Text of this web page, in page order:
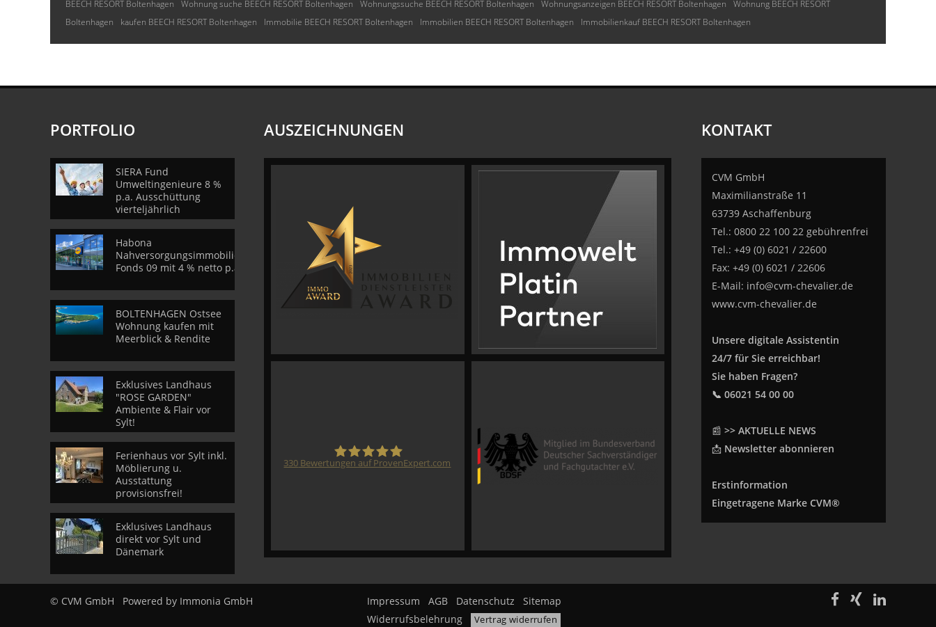
BEECH RESORT Boltenhagen
Wohnung suche BEECH RESORT Boltenhagen Wohnungssuche BEECH RESORT Boltenhagen Wohnungsanzeigen BEECH RESORT Boltenhagen
Wohnung BEECH RESORT
Boltenhagen
kaufen BEECH RESORT Boltenhagen Immobilie BEECH RESORT Boltenhagen Immobilien BEECH RESORT Boltenhagen Immobilienkauf BEECH RESORT Boltenhagen
PORTFOLIO
SIERA Fund
Umweltingenieure 8 %
p.a. Ausschüttung
vierteljährlich
Habona
Nahversorgungsimmobilien
Fonds 09 mit 4 % netto p.a.
BOLTENHAGEN Ostsee
Wohnung kaufen mit
Meerblick & Rendite
Exklusives Landhaus
"ROSE GARDEN"
Ambiente & Flair vor
Sylt!
Ferienhaus vor Sylt inkl.
Möblierung u.
Ausstattung
provisionsfrei!
Exklusives Landhaus
direkt vor Sylt und
Dänemark
AUSZEICHNUNGEN
330 Bewertungen auf ProvenExpert.com
KONTAKT
CVM GmbH
Maximilianstraße 11
63739 Aschaffenburg
Tel.: 0800 22 100 22 gebührenfrei
Tel.: +49 (0) 6021 / 22600
Fax: +49 (0) 6021 / 22606
E-Mail: info@cvm-chevalier.de
www.cvm-chevalier.de
Unsere digitale Assistentin
24/7 für Sie erreichbar!
Sie haben Fragen?
📞 06021 54 00 00
📰 >> AKTUELLE NEWS
📩 Newsletter abonnieren
Erstinformation
Eingetragene Marke CVM®
© CVM GmbH Powered by Immonia GmbH Impressum AGB Datenschutz
Sitemap
Widerrufsbelehrung
Vertrag widerrufen